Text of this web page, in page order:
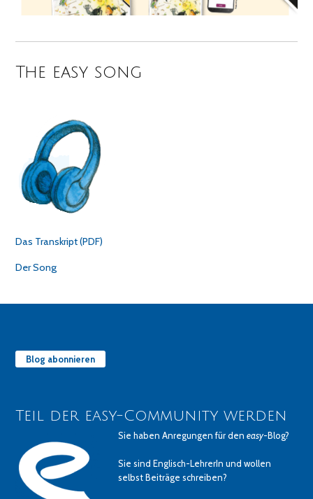
The easy song
Das Transkript (PDF)
Der Song
Blog abonnieren
Teil der easy-Community werden
Sie haben Anregungen für deneasy-Blog?
Sie sind Englisch-LehrerIn und wollen
selbst Beiträge schreiben?